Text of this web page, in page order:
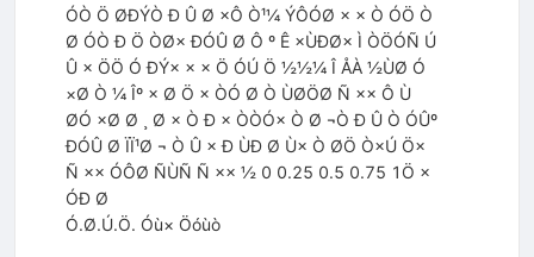
ÓÒ Ö ØÐÝÒ Ð Û Ø ×Ô Ò¹¼ ÝÔÓØ × × Ò ÓÖ Ò
Ø ÓÒ Ð Ö ÒØ× ÐÓÛ Ø Ô º Ê ×ÙÐØ× Ì ÒÖÓÑ Ú
Û × ÖÖ Ó ÐÝ× × × Ö ÓÚ Ö ½½¼ Î ÅÀ ½ÙØ Ó
×Ø Ò ¼ Îº × Ø Ö × ÒÓ Ø Ò ÙØÖØ Ñ ×× Ô Ù
ØÓ ×Ø Ø ¸ Ø × Ò Ð × ÒÒÓ× Ò Ø ¬Ò Ð Û Ò ÓÛº
ÐÓÛ Ø ÏÏ¹Ø ¬ Ò Û × Ð ÙÐ Ø Ù× Ò ØÖ Ò×Ú Ö×
Ñ ×× ÓÔØ ÑÙÑ Ñ ×× ½ 0 0.25 0.5 0.75 1Ö ×
ÓÐ Ø
Ó.Ø.Ú.Ö. Óù× Öóùò